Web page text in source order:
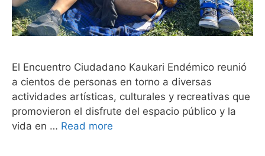
El Encuentro Ciudadano Kaukari Endémico reunió
a cientos de personas en torno a diversas
actividades artísticas, culturales y recreativas que
promovieron el disfrute del espacio público y la
vida en … Read more